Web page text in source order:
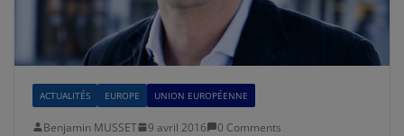
ACTUALITÉS EUROPE UNION EUROPÉENNE
Benjamin MUSSET 9 avril 2016
0 Comments